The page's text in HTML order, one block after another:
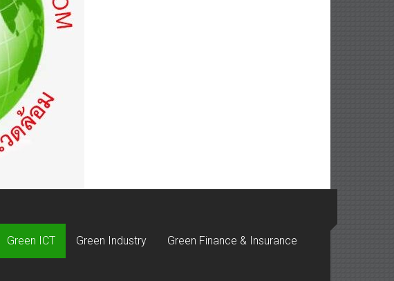
Green ICT Green Industry Green Finance & Insurance